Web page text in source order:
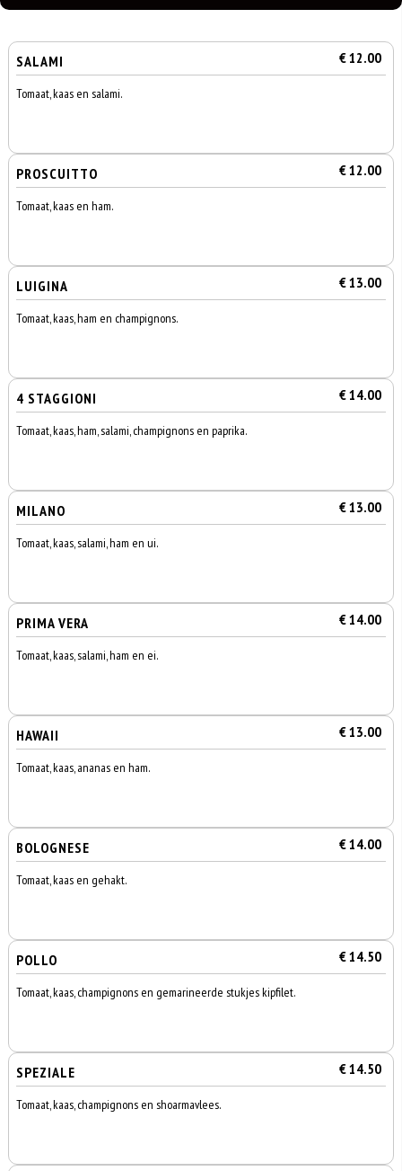
SALAMI € 12.00
Tomaat, kaas en salami.
PROSCUITTO € 12.00
Tomaat, kaas en ham.
LUIGINA € 13.00
Tomaat, kaas, ham en champignons.
4 STAGGIONI € 14.00
Tomaat, kaas, ham, salami, champignons en paprika.
MILANO € 13.00
Tomaat, kaas, salami, ham en ui.
PRIMA VERA € 14.00
Tomaat, kaas, salami, ham en ei.
HAWAII € 13.00
Tomaat, kaas, ananas en ham.
BOLOGNESE € 14.00
Tomaat, kaas en gehakt.
POLLO € 14.50
Tomaat, kaas, champignons en gemarineerde stukjes kipfilet.
SPEZIALE € 14.50
Tomaat, kaas, champignons en shoarmavlees.